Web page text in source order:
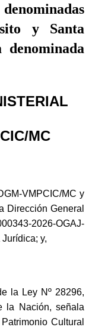
y Santa
MC
VMPCIC/MC y
Dirección General
2026-OGAJ-
y,
la Ley Nº 28296,
la Nación, señala
Cultural